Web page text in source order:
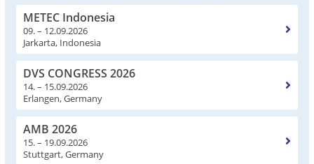
METEC Indonesia
09. – 12.09.2026
Jarkarta, Indonesia
DVS CONGRESS 2026
14. – 15.09.2026
Erlangen, Germany
AMB 2026
15. – 19.09.2026
Stuttgart, Germany